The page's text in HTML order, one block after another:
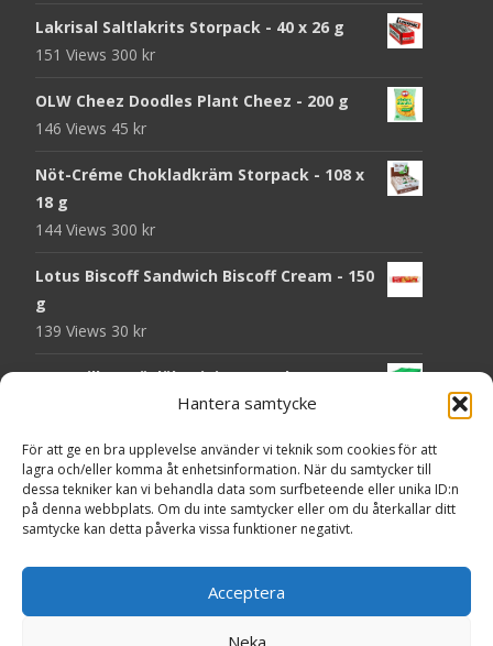
Hantera samtycke
För att ge en bra upplevelse använder vi teknik som cookies för att
lagra och/eller komma åt enhetsinformation. När du samtycker till
dessa tekniker kan vi behandla data som surfbeteende eller unika ID:n
på denna webbplats. Om du inte samtycker eller om du återkallar ditt
samtycke kan detta påverka vissa funktioner negativt.
Acceptera
Neka
Lakrisal Saltlakrits Storpack - 40 x 26 g
151 Views 300 kr
OLW Cheez Doodles Plant Cheez - 200 g
146 Views 45 kr
Nöt-Créme Chokladkräm Storpack - 108 x
18 g
144 Views 300 kr
Lotus Biscoff Sandwich Biscoff Cream - 150
g
139 Views 30 kr
OLW Dill & Gräslök Mini Storpack - 20 x 40 g
Pringles Hot Kickin' Sour Cream Chips - 160
g
136 Views50kr